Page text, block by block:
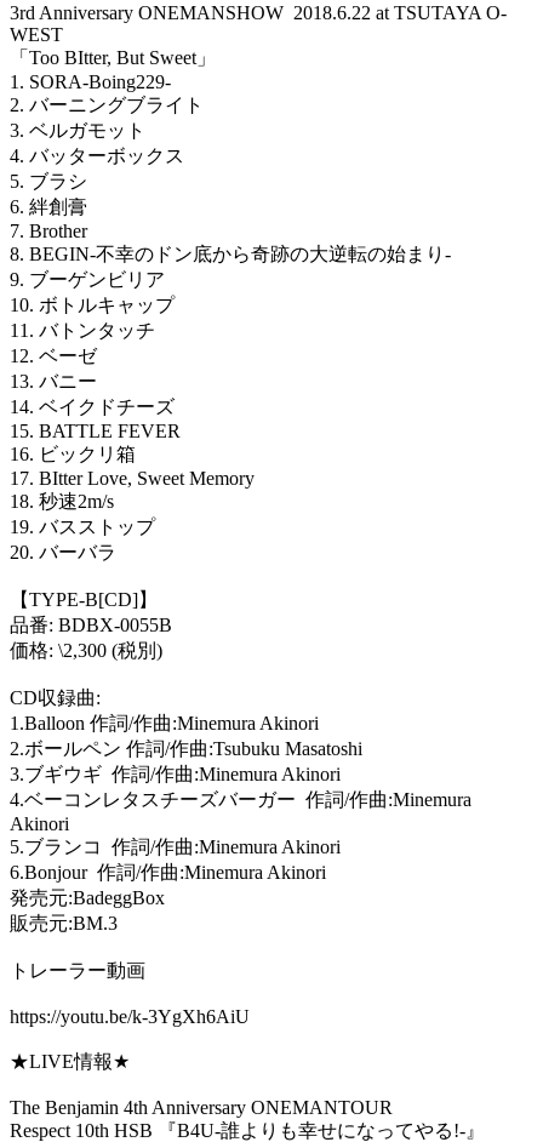
3rd Anniversary ONEMANSHOW 2018.6.22 at TSUTAYA O-
WEST
「 Too BItter, But Sweet 」
1. SORA-Boing229-
2. バーニングブライト
3. ベルガモット
4. バッターボックス
5. ブラシ
6. 絆創膏
7. Brother
8. BEGIN-不幸のドン底から奇跡の大逆転の始まり -
9. ブーゲンビリア
10. ボトルキャップ
11. バトンタッチ
12. ベーゼ
13. バニー
14. ベイクドチーズ
15. BATTLE FEVER
16. ビックリ箱
17. BItter Love, Sweet Memory
18. 秒速2m/s
19. バスストップ
20. バーバラ
【TYPE-B[CD]】
品番: BDBX-0055B
価格: \2,300 (税別 )
CD収録曲:
1.Balloon 作詞/作曲:Minemura Akinori
2.ボールペン 作詞/作曲:Tsubuku Masatoshi
3.ブギウギ 作詞/作曲:Minemura Akinori
4.ベーコンレタスチーズバーガー 作詞/作曲:Minemura
Akinori
5.ブランコ 作詞/作曲:Minemura Akinori
6.Bonjour 作詞/作曲:Minemura Akinori
発売元:BadeggBox
販売元:BM.3
トレーラー動画
https://youtu.be/k-3YgXh6AiU
★LIVE情報★
The Benjamin 4th Anniversary ONEMANTOUR
Respect 10th HSB
『B4U-誰よりも幸せになってやる!- 』